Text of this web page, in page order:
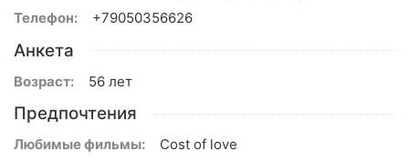
Телефон:
+79050356626
Анкета
Возраст: 56 лет
Предпочтения
Любимые фильмы: Cost of love